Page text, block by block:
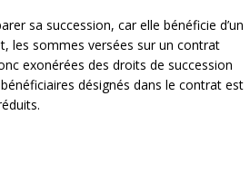
sa succession, car elle bénéficie d’un
les sommes versées sur un contrat
exonérées des droits de succession
désignés dans le contrat est